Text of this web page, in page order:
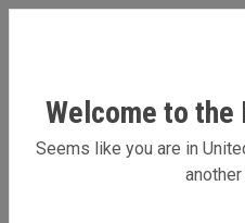
Welcome to the
Seems like you are in